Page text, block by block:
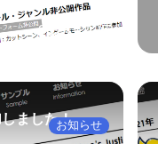
2023.12.25
ました！お知らせ